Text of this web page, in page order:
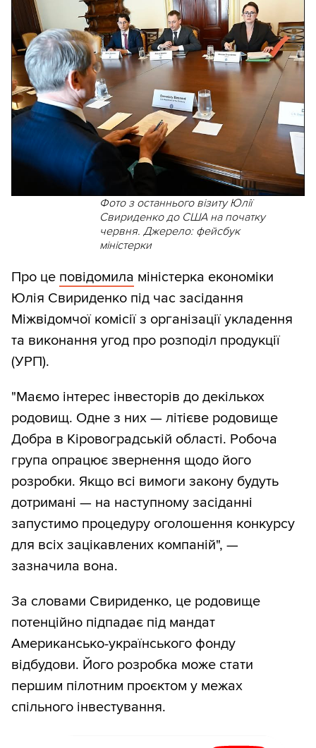
Фото з останнього візиту Юлії
Свириденко до США на початку
червня. Джерело: фейсбук
міністерки
Про це повідомила міністерка економіки
Юлія Свириденко під час засідання
Міжвідомчої комісії з організації укладення
та виконання угод про розподіл продукції
(УРП).
"Маємо інтерес інвесторів до декількох
родовищ. Одне з них — літієве родовище
Добра в Кіровоградській області. Робоча
група опрацює звернення щодо його
розробки. Якщо всі вимоги закону будуть
дотримані — на наступному засіданні
запустимо процедуру оголошення конкурсу
для всіх зацікавлених компаній", —
зазначила вона.
За словами Свириденко, це родовище
потенційно підпадає під мандат
Американсько-українського фонду
відбудови. Його розробка може стати
першим пілотним проєктом у межах
спільного інвестування.